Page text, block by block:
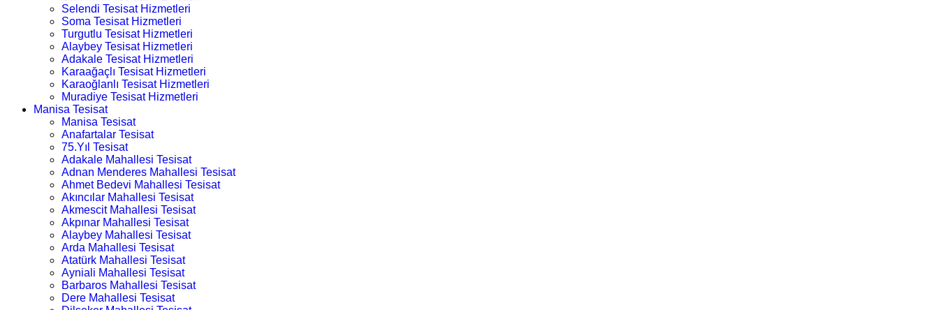
Selendi Tesisat Hizmetleri
Soma Tesisat Hizmetleri
Turgutlu Tesisat Hizmetleri
Alaybey Tesisat Hizmetleri
Adakale Tesisat Hizmetleri
Karaağaçlı Tesisat Hizmetleri
Karaoğlanlı Tesisat Hizmetleri
Muradiye Tesisat Hizmetleri
Manisa Tesisat
Manisa Tesisat
Anafartalar Tesisat
75.Yıl Tesisat
Adakale Mahallesi Tesisat
Adnan Menderes Mahallesi Tesisat
Ahmet Bedevi Mahallesi Tesisat
Akıncılar Mahallesi Tesisat
Akmescit Mahallesi Tesisat
Akpınar Mahallesi Tesisat
Alaybey Mahallesi Tesisat
Arda Mahallesi Tesisat
Atatürk Mahallesi Tesisat
Ayniali Mahallesi Tesisat
Barbaros Mahallesi Tesisat
Dere Mahallesi Tesisat